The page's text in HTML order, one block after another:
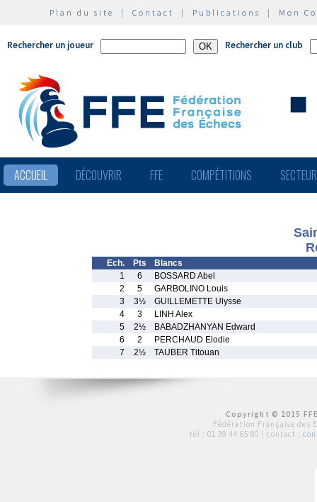
Plan du site | Contact | Publications | Mon
Rechercher un joueur Rechercher un club
ACCUEIL DÉCOUVRIR FFE COMPÉTITIONS
Ech. Pts
Blancs
1
6
BOSSARD Abel
2
5
GARBOLINO Louis
3
3½
GUILLEMETTE Ulysse
4
3
LINH Alex
5
2½
BABADZHANYAN Edward
6
2
PERCHAUD Elodie
7
2½ TAUBER Titouan
Copyright © 2015
Fédération Française des
tél : 01 39 44 65 80 | contact :